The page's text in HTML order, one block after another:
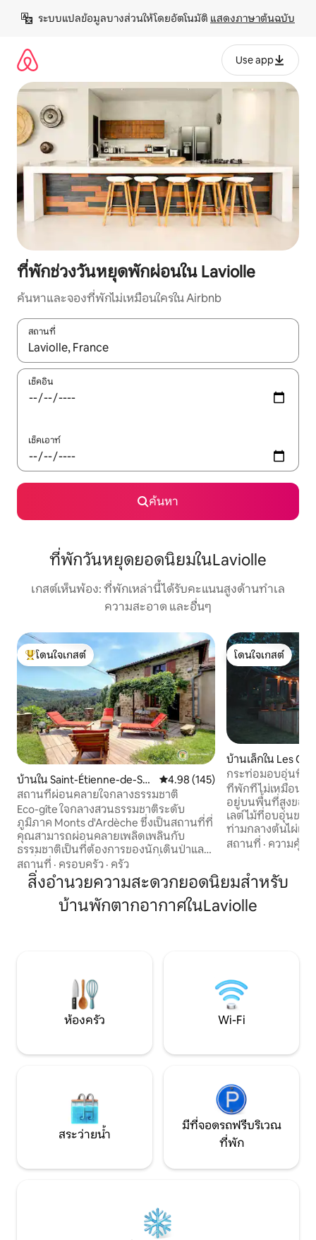
เนื้อหา
ระบบแปลข้อมูลบางส่วนให้โดยอัตโนมัติ แสดงภาษาต้นฉบับ
Use app
ที่พักช่วงวันหยุดพักผ่อนใน Laviolle
ค้นหาและจองที่พักไม่เหมือนใครใน Airbnb
สถานที่
ใช้ลูกศรขึ้นลง หรือใช้การสัมผัสหรือปัด เพื่อสำรวจผลการค้นหา
เช็คอิน
เช็คเอาท์
ค้นหา
ที่พักวันหยุดยอดนิยมในLaviolle
เกสต์เห็นพ้อง: ที่พักเหล่านี้ได้รับคะแนนสูงด้านทำเล
ความสะอาด และอื่นๆ
โดนใจเกสต์ที่สุด
โดนใจเกสต์
บ้านใน Saint-Étienne-de-Ser
re
คะแนนเฉลี่ย 4.98 จาก 5, 145 รีวิว
4.98 (145)
สถานที่ผ่อนคลายใจกลางธรรมชาติ
Eco-gîte ใจกลางสวนธรรมชาติระดับ
ภูมิภาค Monts d'Ardèche ซึ่งเป็นสถานที่ที่
คุณสามารถผ่อนคลายเพลิดเพลินกับ
ธรรมชาติเป็นที่ต้องการของนักเดินป่าและ
นักปั่นจักรยานเสือภูเขาสถานที่แห่งความ
สะดวกสบายและความเป็นอยู่ที่ดีพร้อมตัว
เลือกกิจกรรมที่หลากหลาย 3.5 กม. จาก
Saint-Sauveur-de-Montagut พร้อมร้าน
เที่ยวชมธรรมชาติหลายครั้ง
สถานที่ · ครอบครัว · ครัว
โดนใจเกสต์
โดนใจเกสต์
บ้านเล็กใน Les
yrieux
กระท่อมอบอุ่นที่มีห
de Praly
ที่พักที่ไม่เหมือนใค
อยู่บนพื้นที่สูงของ
เลต์ไม้ที่อบอุ่นขอ
ท่ามกลางต้นไผ่แล
ตามจังหวะของธร
ดวงดาว การตกแ
สะดวกสบายอย่างสมบูร
กันยายนถึงเมษาย
สถานที่ · ความคุ้ม
สิ่งอำนวยความสะดวกยอดนิยมสำหรับ
บ้านพักตากอากาศในLaviolle
ห้องครัว Wi-Fi
สระว่ายน้ำ
มีที่จอดรถฟรีบริเวณ
ที่พัก